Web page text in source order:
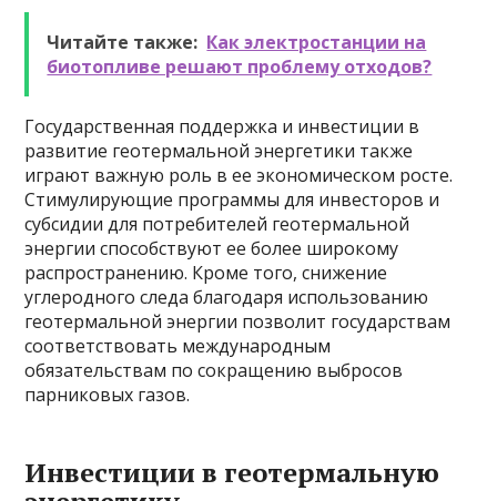
Читайте также: Как электростанции на
биотопливе решают проблему отходов?
Государственная поддержка и инвестиции в
развитие геотермальной энергетики также
играют важную роль в ее экономическом росте.
Стимулирующие программы для инвесторов и
субсидии для потребителей геотермальной
энергии способствуют ее более широкому
распространению. Кроме того, снижение
углеродного следа благодаря использованию
геотермальной энергии позволит государствам
соответствовать международным
обязательствам по сокращению выбросов
парниковых газов.
Инвестиции в геотермальную